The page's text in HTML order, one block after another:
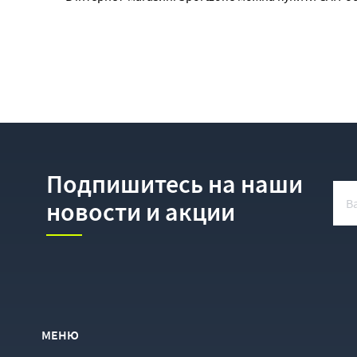
якого є висока надійність, а також зручність
Подпишитесь на наши
новости и акции
МЕНЮ